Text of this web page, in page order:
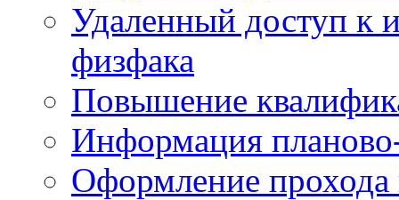
Удаленный доступ к
физфака
Повышение
Информация
Оформление прохода